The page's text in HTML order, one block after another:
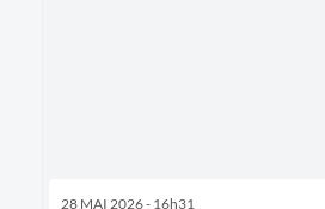
28 MAI 2026 - 16h31